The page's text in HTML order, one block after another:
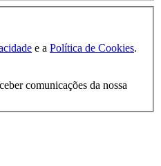
e a Política de Cookies.
comunicações da nossa